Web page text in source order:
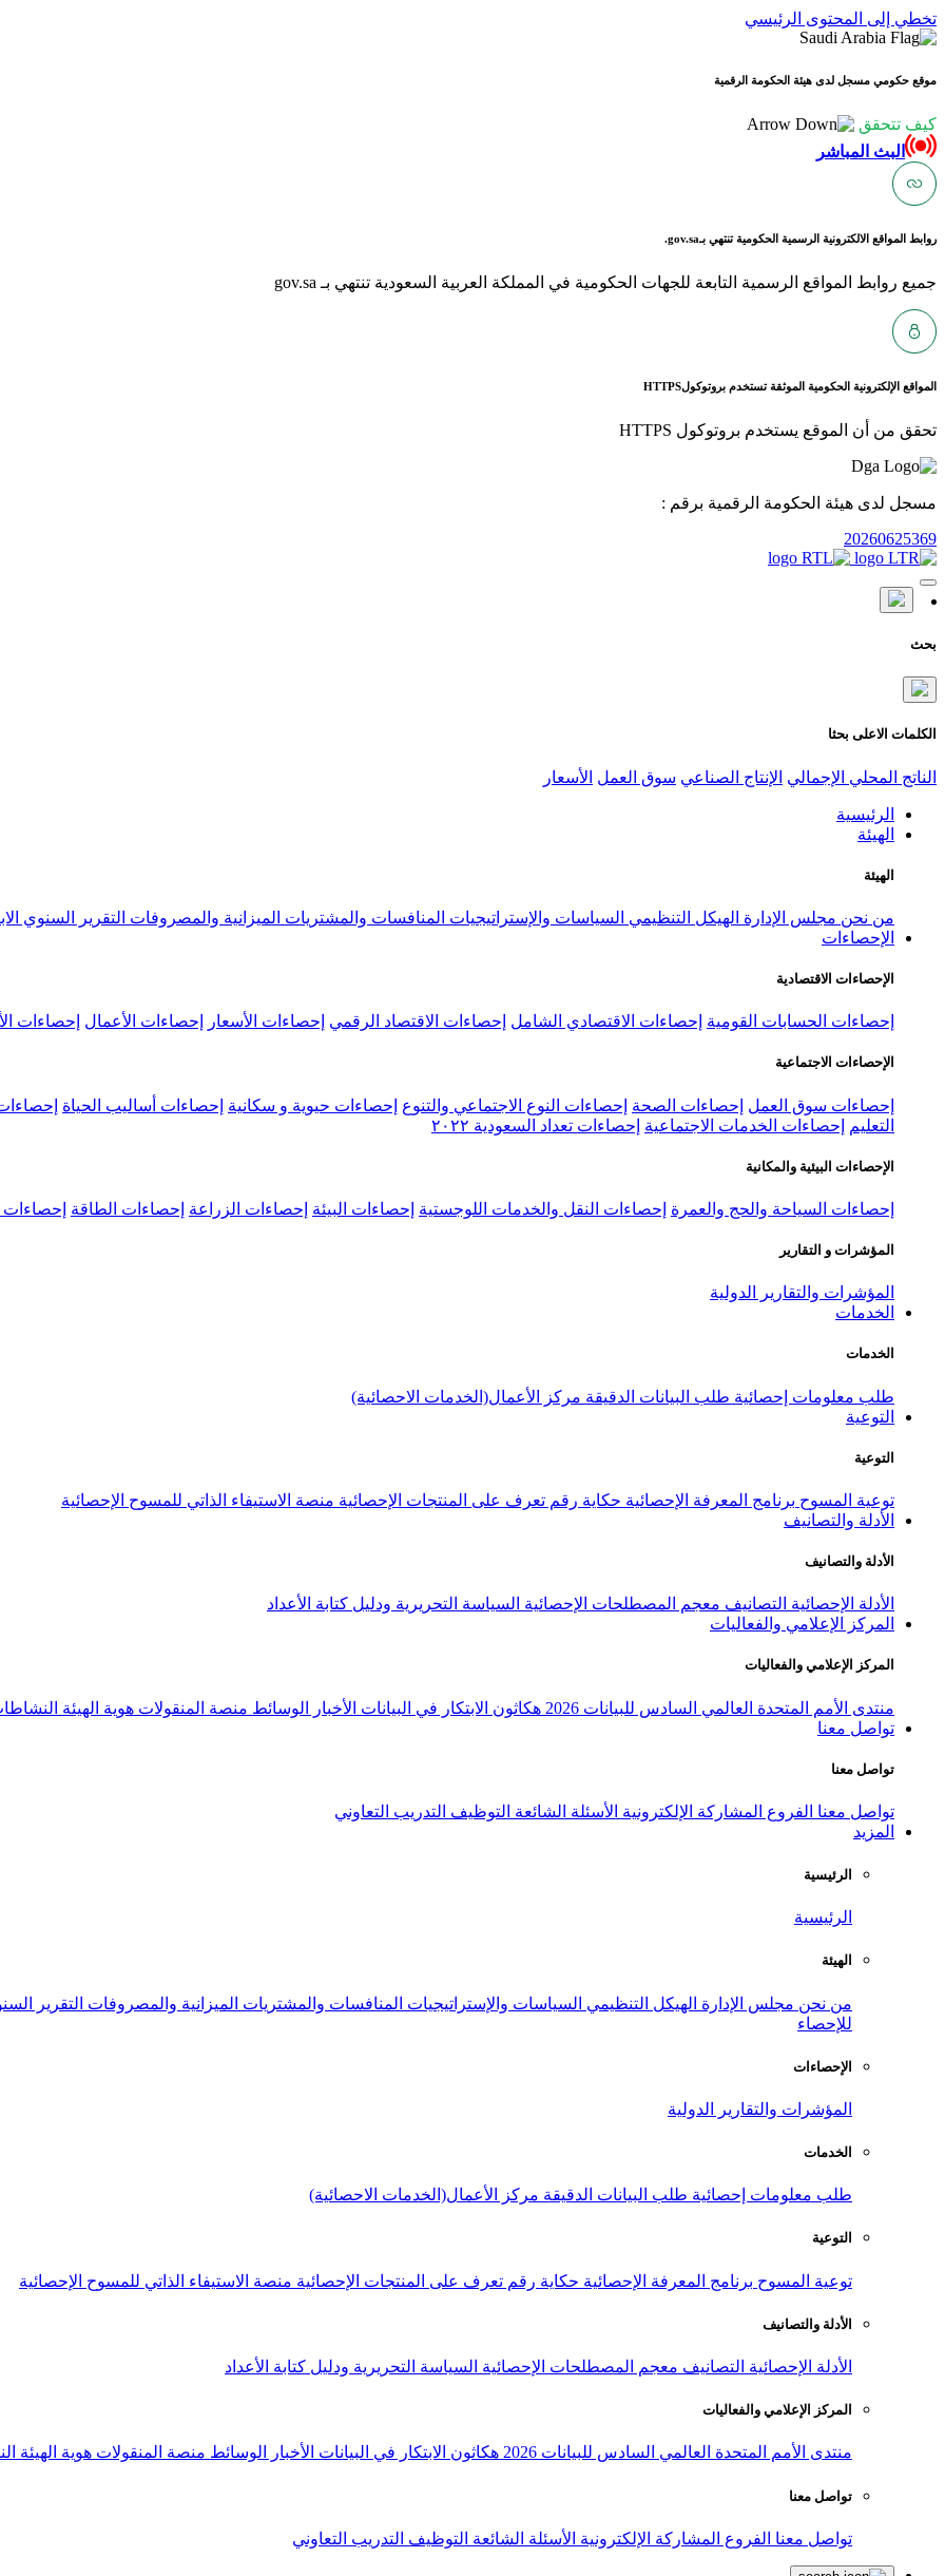
تخطي إلى المحتوى الرئيسي
موقع حكومي مسجل لدى هيئة الحكومة الرقمية
كيف تتحقق
البث المباشر
روابط المواقع الالكترونية الرسمية الحكومية تنتهي بـgov.sa.
جميع روابط المواقع الرسمية التابعة للجهات الحكومية في المملكة العربية السعودية تنتهي بـ gov.sa
المواقع الإلكترونية الحكومية الموثقة تستخدم بروتوكولHTTPS
تحقق من أن الموقع يستخدم بروتوكول HTTPS
مسجل لدى هيئة الحكومة الرقمية برقم :
20260625369
بحث
الكلمات الاعلى بحثا
الناتج المحلي الإجمالي الإنتاج الصناعي سوق العمل الأسعار
الرئيسية
الهيئة
الهيئة
من نحن مجلس الإدارة الهيكل التنظيمي السياسات والإستراتيجيات المنافسات والمشتريات الميزانية والمصروفات التقرير السنوي
الإحصاءات
الإحصاءات الاقتصادية
إحصاءات الحسابات القومية إحصاءات الاقتصادي الشامل إحصاءات الاقتصاد الرقمي إحصاءات الأسعار إحصاءات الأعمال إحصاءات
الإحصاءات الاجتماعية
إحصاءات سوق العمل إحصاءات الصحة إحصاءات النوع الاجتماعي والتنوع إحصاءات حيوية و سكانية إحصاءات أساليب الحياة
التعليم
إحصاءات الخدمات الاجتماعية إحصاءات تعداد السعودية ٢٠٢٢
الإحصاءات البيئية والمكانية
إحصاءات السياحة والحج والعمرة إحصاءات النقل والخدمات اللوجستية إحصاءات البيئة إحصاءات الزراعة إحصاءات الطاقة إحصاءات
المؤشرات و التقارير
المؤشرات والتقارير الدولية
الخدمات
الخدمات
طلب معلومات إحصائية طلب البيانات الدقيقة مركز الأعمال(الخدمات الاحصائية)
التوعية
التوعية
توعية المسوح برنامج المعرفة الإحصائية حكاية رقم تعرف على المنتجات الإحصائية منصة الاستيفاء الذاتي للمسوح الإحصائية
الأدلة والتصانيف
الأدلة والتصانيف
الأدلة الإحصائية التصانيف معجم المصطلحات الإحصائية السياسة التحريرية ودليل كتابة الأعداد
المركز الإعلامي والفعاليات
المركز الإعلامي والفعاليات
منتدى الأمم المتحدة العالمي السادس للبيانات 2026 هكاثون الابتكار في البيانات الأخبار الوسائط منصة المنقولات هوية الهيئة
تواصل معنا
تواصل معنا
تواصل معنا الفروع المشاركة الإلكترونية الأسئلة الشائعة التوظيف التدريب التعاوني
المزيد
الرئيسية
الرئيسية
الهيئة
من نحن مجلس الإدارة الهيكل التنظيمي السياسات والإستراتيجيات المنافسات والمشتريات الميزانية والمصروفات التقرير
للإحصاء
الإحصاءات
المؤشرات والتقارير الدولية
الخدمات
طلب معلومات إحصائية طلب البيانات الدقيقة مركز الأعمال(الخدمات الاحصائية)
التوعية
توعية المسوح برنامج المعرفة الإحصائية حكاية رقم تعرف على المنتجات الإحصائية منصة الاستيفاء الذاتي للمسوح الإحصائية
الأدلة والتصانيف
الأدلة الإحصائية التصانيف معجم المصطلحات الإحصائية السياسة التحريرية ودليل كتابة الأعداد
المركز الإعلامي والفعاليات
منتدى الأمم المتحدة العالمي السادس للبيانات 2026 هكاثون الابتكار في البيانات الأخبار الوسائط منصة المنقولات هوية الهيئة
تواصل معنا
تواصل معنا الفروع المشاركة الإلكترونية الأسئلة الشائعة التوظيف التدريب التعاوني